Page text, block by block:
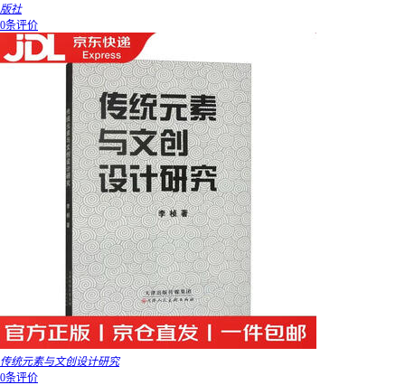
版社
0条评价
传统元素与文创设计研究
0条评价